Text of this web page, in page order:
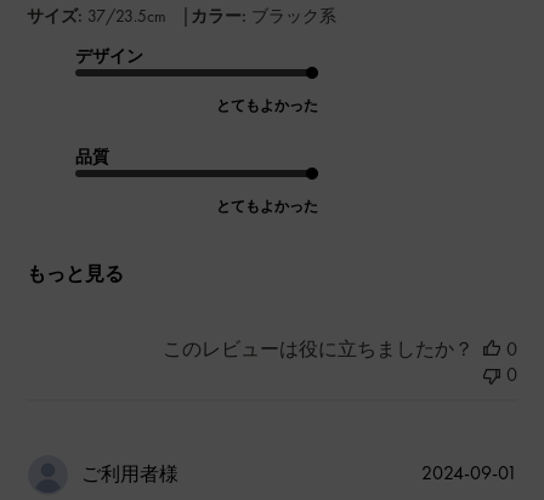
サイズ: 37/23.5cm | カラー: ブラック系
デザイン
とてもよかった
品質
とてもよかった
もっと見る
このレビューは役に立ちましたか？
0
0
ご利用者様 2024-09-01